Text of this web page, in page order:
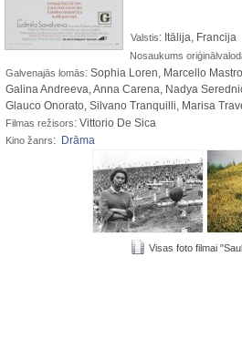
Valstis: Itālija, Francija
Nosaukums
Galvenajās lomās: Sophia Loren, Marcello
Galina Andreeva, Anna Carena, Nadya
Glauco Onorato, Silvano Tranquilli, Marisa
Filmas režisors: Vittorio De Sica
Kino žanrs: Drāma
Visas foto filmai